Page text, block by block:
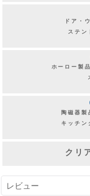
ドア・
ステン
ホーロー製
陶磁器製
キッチン
クリ
レビュー